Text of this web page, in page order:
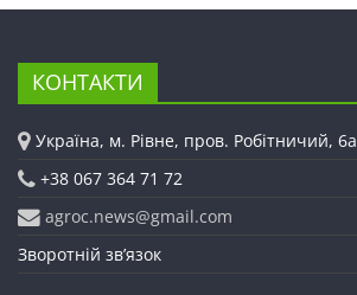
КОНТАКТИ
Україна, м. Рівне, пров. Робітничий, 6а
+38 067 364 71 72
agroc.news@gmail.com
Зворотній зв’язок